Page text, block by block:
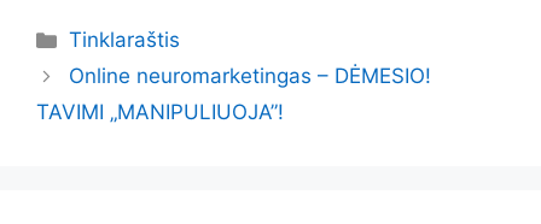
Kategorijos
Tinklaraštis
Online neuromarketingas – DĖMESIO!
TAVIMI „MANIPULIUOJA”!